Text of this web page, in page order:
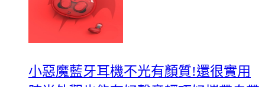
小惡魔藍牙耳機不光有顏質!還很實用